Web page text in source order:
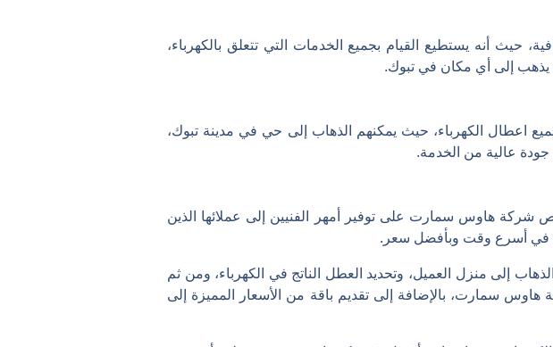
حيث أنه يستطيع القيام بجميع الخدمات التي تتعلق بالكهرباء،
يذهب إلى أي مكان في تبوك.
الكهرباء، حيث يمكنهم الذهاب إلى حي في مدينة تبوك،
جودة عالية من الخدمة.
شركة هاوس سمارت على توفير أمهر الفنيين إلى عملائها الذين
في أسرع وقت وبأفضل سعر.
إلى منزل العميل، وتحديد العطل الناتج في الكهرباء، ومن ثم
هاوس سمارت، بالإضافة إلى تقديم باقة من الأسعار المميزة إلى